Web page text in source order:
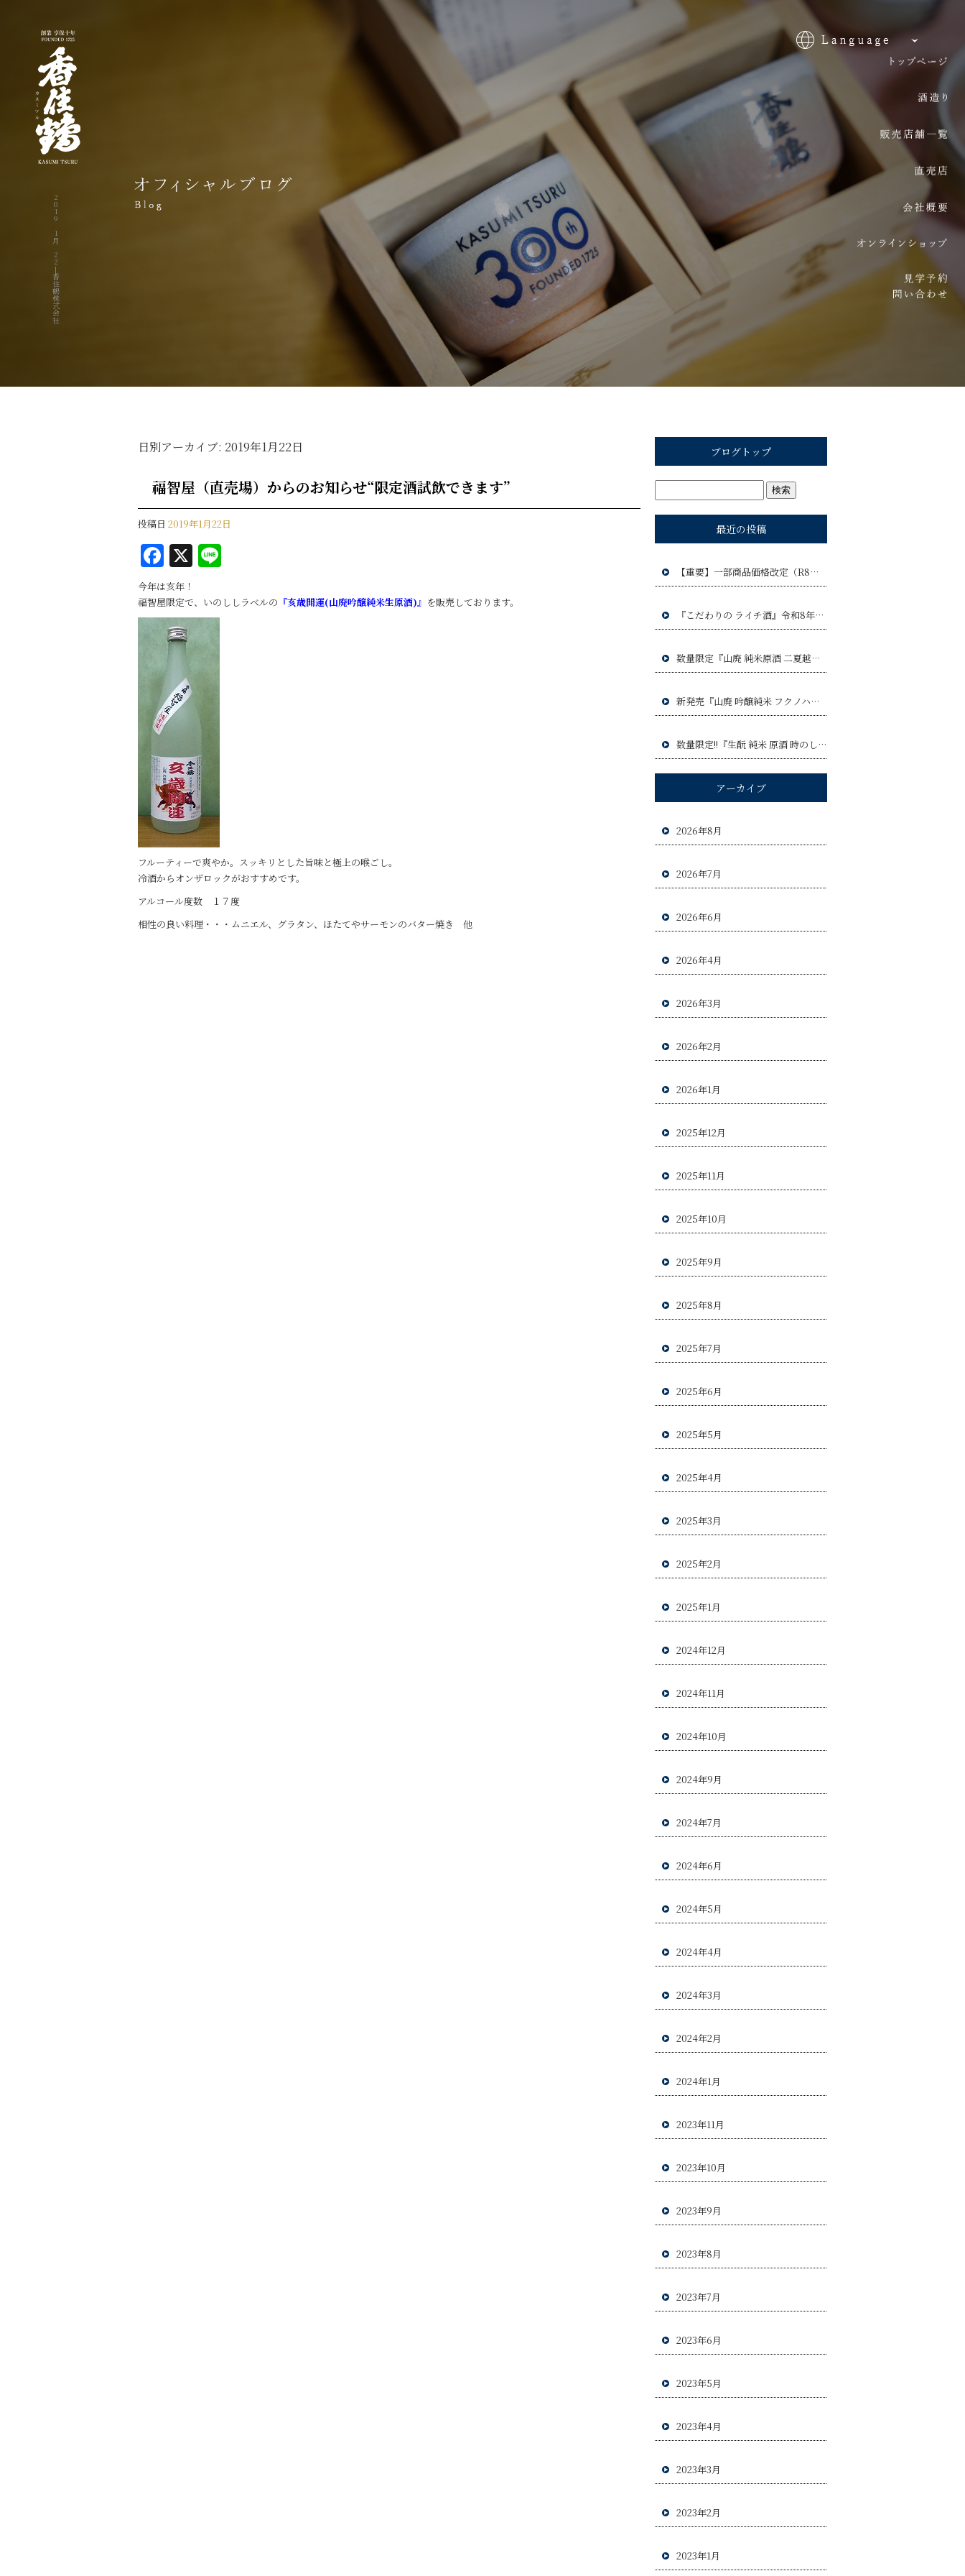
2019 1月 22|香住鶴株式会社
日別アーカイブ: 2019年1月22日
福智屋（直売場）からのお知らせ“限定酒試飲できます”
投稿日 2019年1月22日
F
a
c
e
b
o
o
k
X
e
今年は亥年！
福智屋限定で、いのししラベルの 『亥歳開運(山廃吟醸純米生原酒)』 を販売しております。
フルーティーで爽やか。スッキリとした旨味と極上の喉ごし。
冷酒からオンザロックがおすすめです。
アルコール度数 １７度
相性の良い料理・・・ムニエル、グラタン、ほたてやサーモンのバター焼き 他
ブログトップ
最近の投稿
【重要】一部商品価格改定（R8年9月1日）のお知らせ
『こだわりの ライチ酒』令和8年9月17日(木)発売予定!!
数量限定『山廃 純米原酒 二夏越え ひやおろし』令和8年9月3日(木)発売予定!!
新発売『山廃 吟醸純米 フクノハナ』令和8年8月6日(木)発売予定!!
数量限定!!『生酛 純米 原酒 時のしらべ』令和8年8月20日(木)発売予定!!!
アーカイブ
2026年8月
2026年7月
2026年6月
2026年4月
2026年3月
2026年2月
2026年1月
2025年12月
2025年11月
2025年10月
2025年9月
2025年8月
2025年7月
2025年6月
2025年5月
2025年4月
2025年3月
2025年2月
2025年1月
2024年12月
2024年11月
2024年10月
2024年9月
2024年7月
2024年6月
2024年5月
2024年4月
2024年3月
2024年2月
2024年1月
2023年11月
2023年10月
2023年9月
2023年8月
2023年7月
2023年6月
2023年5月
2023年4月
2023年3月
2023年2月
2023年1月